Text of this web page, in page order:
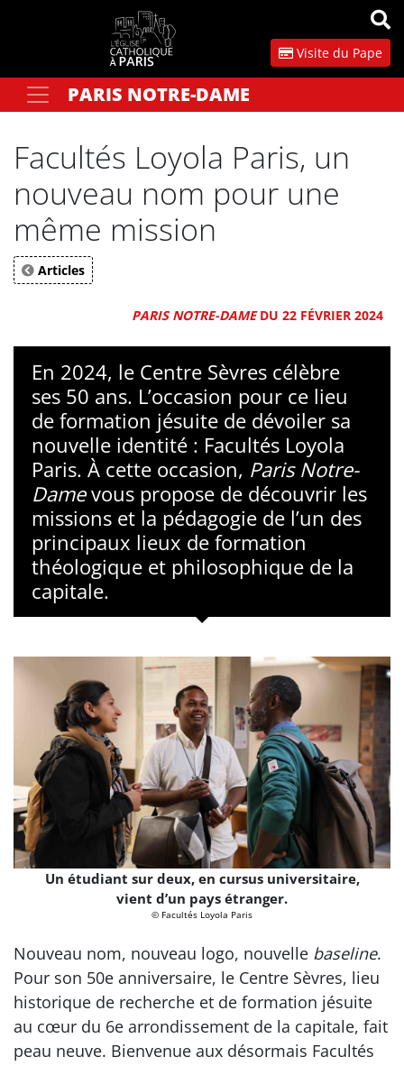
Visite du Pape
Votre recherchePARIS NOTRE-DAME
Facultés Loyola Paris, un
nouveau nom pour une
même mission
Articles
PARIS NOTRE-DAMEDU 22 FÉVRIER 2024
En 2024, le Centre Sèvres célèbre
ses 50 ans. L’occasion pour ce lieu
de formation jésuite de dévoiler sa
nouvelle identité : Facultés Loyola
Paris. À cette occasion, Paris Notre-
Damevous propose de découvrir les
missions et la pédagogie de l’un des
principaux lieux de formation
théologique et philosophique de la
capitale.
Un étudiant sur deux, en cursus universitaire,
vient d’un pays étranger.
© Facultés Loyola Paris
Nouveau nom, nouveau logo, nouvelle baseline.
Pour son 50e anniversaire, le Centre Sèvres, lieu
historique de recherche et de formation jésuite
au cœur du 6e arrondissement de la capitale, fait
peau neuve. Bienvenue aux désormais Facultés
Panneau de gestion des cookies